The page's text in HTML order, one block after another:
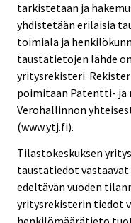
tarkistetaan ja
yhdistetään erilaisia
toimiala ja
taustatietojen lähde
yritysrekisteri.
poimitaan Patentti- ja
Verohallinnon
(www.ytj.fi).
Tilastokeskuksen
taustatiedot
edeltävän vuoden
yritysrekisterin tiedot